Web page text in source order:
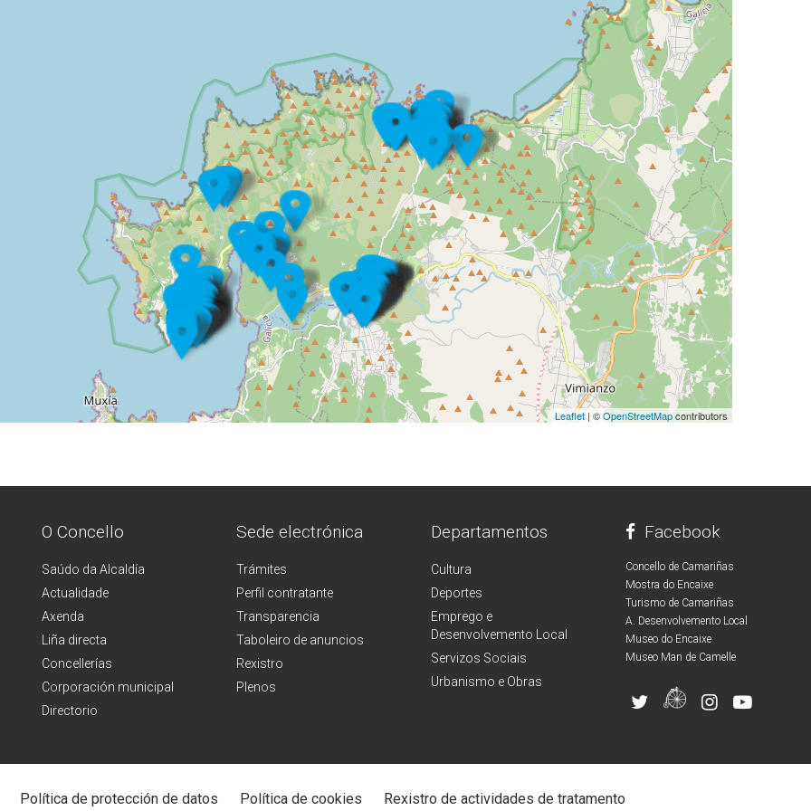
Leaflet | ©OpenStreetMapcontributors
O Concello
Saúdo da Alcaldía
Actualidade
Axenda
Liña directa
Concellerías
Corporación municipal
Directorio
Sede electrónica
Trámites
Perfil contratante
Transparencia
Taboleiro de anuncios
Rexistro
Plenos
Departamentos
Cultura
Deportes
Emprego e
Desenvolvemento Local
Servizos Sociais
Urbanismo e Obras
Facebook
Concello de Camariñas
Mostra do Encaixe
Turismo de Camariñas
A. Desenvolvemento Local
Museo do Encaixe
Museo Man de Camelle
Política de protección de datos Política de cookies Rexistro de actividades de tratamento